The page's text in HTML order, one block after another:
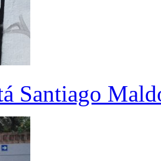
Santiago